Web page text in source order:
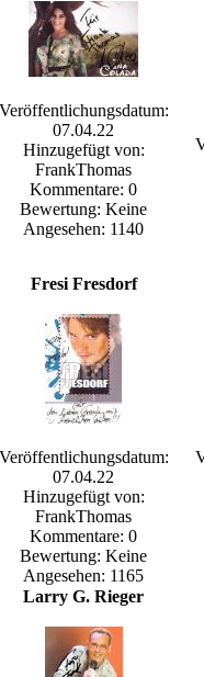
Veröffentlichungsdatum:
07.04.22
Hinzugefügt von:
FrankThomas
Kommentare: 0
Bewertung: Keine
Angesehen: 1140
Fresi Fresdorf
Veröffentlichungsdatum:
07.04.22
Hinzugefügt von:
FrankThomas
Kommentare: 0
Bewertung: Keine
Angesehen: 1165
Larry G. Rieger